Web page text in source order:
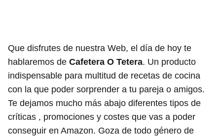
Que disfrutes de nuestra Web, el día de hoy te
hablaremos de Cafetera O Tetera. Un producto
indispensable para multitud de recetas de cocina
con la que poder sorprender a tu pareja o amigos.
Te dejamos mucho más abajo diferentes tipos de
críticas , promociones y costes que vas a poder
conseguir en Amazon. Goza de todo género de